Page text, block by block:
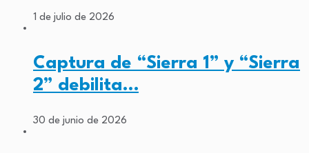
1 de julio de 2026
Captura de “Sierra 1” y “Sierra
2” debilita…
30 de junio de 2026